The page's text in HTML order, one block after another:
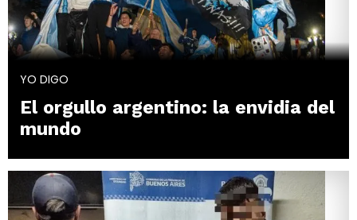
YO DIGO
El orgullo argentino: la envidia del
mundo